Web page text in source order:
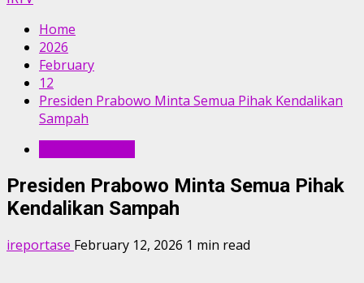
Home
2026
February
12
Presiden Prabowo Minta Semua Pihak Kendalikan
Sampah
Presiden Prabowo Minta Semua Pihak
Kendalikan Sampah
ireportase February 12, 2026 1 min read